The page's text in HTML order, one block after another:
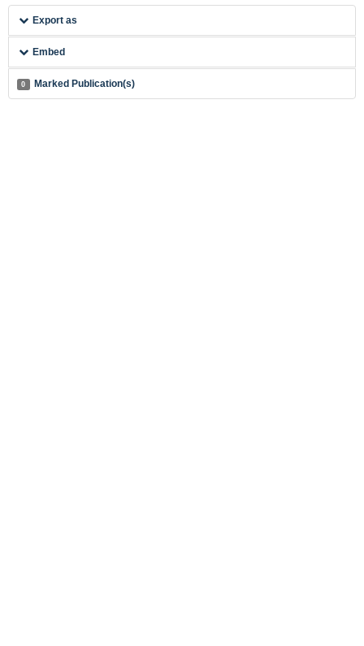
Export as
Embed
0 Marked Publication(s)